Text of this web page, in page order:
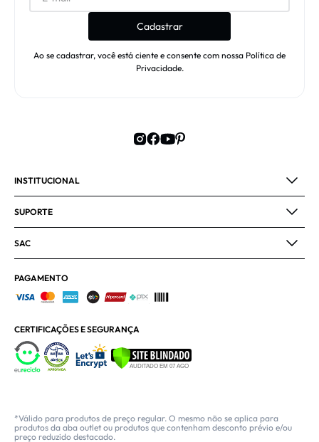
Cadastrar
Ao se cadastrar, você está ciente e consente com nossa Política de
Privacidade.
INSTITUCIONAL
SUPORTE
SAC
PAGAMENTO
CERTIFICAÇÕES E SEGURANÇA
*Válido para produtos de preço regular. O mesmo não se aplica para
produtos da aba outlet ou produtos que contenham desconto prévio e/ou
preço reduzido destacado.